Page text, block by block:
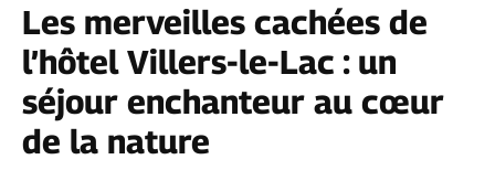
Les merveilles cachées de
l’hôtel Villers-le-Lac : un
séjour enchanteur au cœur
de la nature